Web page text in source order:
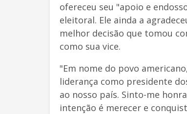
ofereceu seu "apoio e
eleitoral. Ele ainda a
melhor decisão que tomou
como sua vice.
"Em nome do povo
liderança como presidente
ao nosso país. Sinto-me
intenção é merecer e